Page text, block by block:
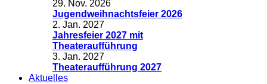
29. Nov. 2026
Jugendweihnachtsfeier 2026
2. Jan. 2027
Jahresfeier 2027 mit
Theateraufführung
3. Jan. 2027
Theateraufführung 2027
Aktuelles